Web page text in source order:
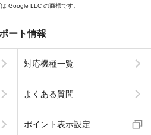
Google LLC の商標です。
ート情報
対応機種一覧
よくある質問
ポイント表示設定